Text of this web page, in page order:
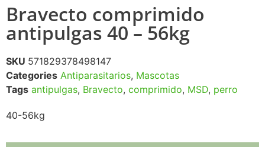
Bravecto comprimido
antipulgas 40 – 56kg
SKU 571829378498147
Categories Antiparasitarios, Mascotas
Tags antipulgas, Bravecto, comprimido, MSD, perro
40-56kg